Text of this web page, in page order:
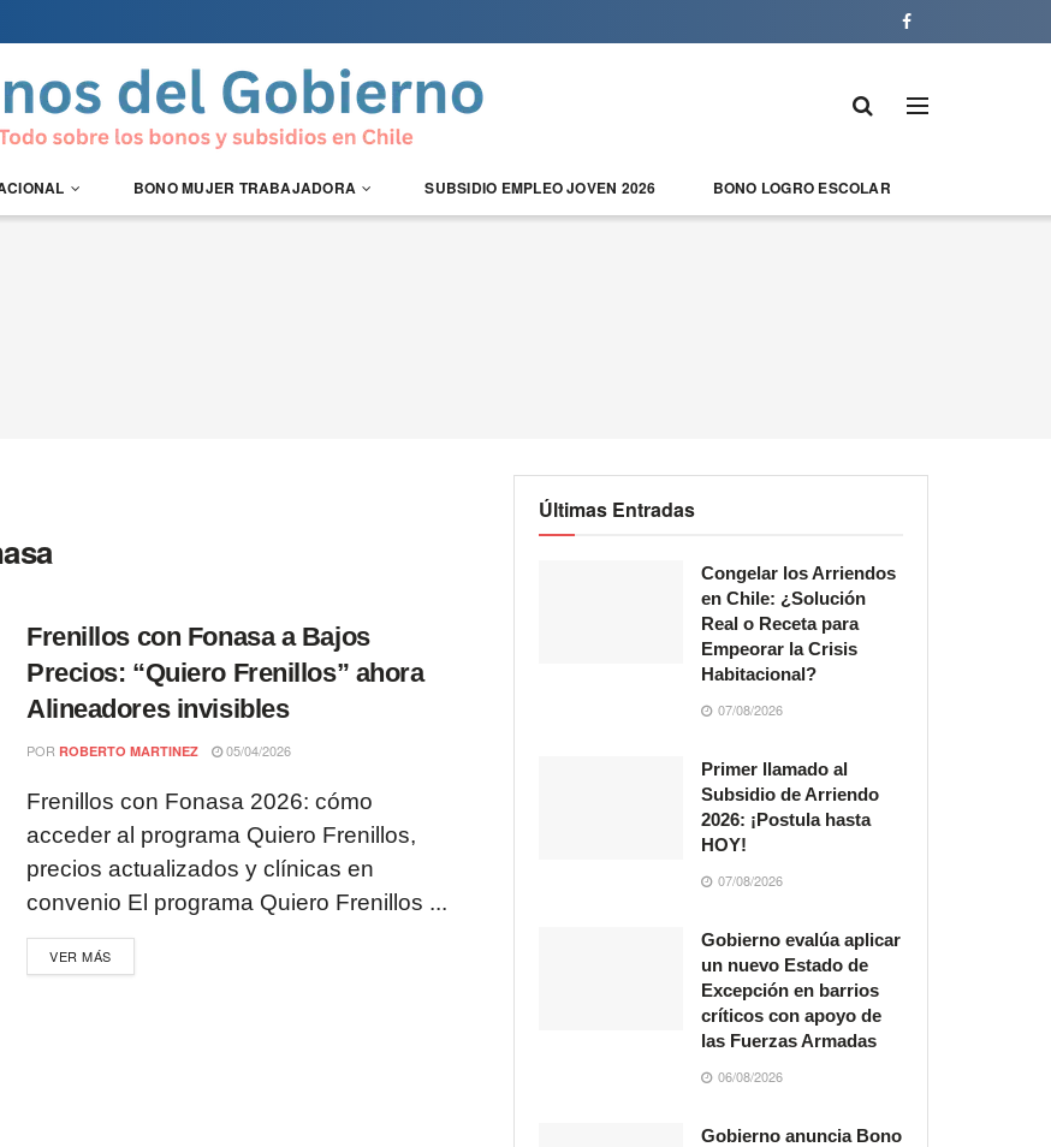
BONO MUJER TRABAJADORA SUBSIDIO EMPLEO JOVEN 2026 BONO LOGRO ESCOLAR
Frenillos con Fonasa a Bajos
Precios: “Quiero Frenillos” ahora
Alineadores invisibles
POR ROBERTO MARTINEZ 05/04/2026
Frenillos con Fonasa 2026: cómo
acceder al programa Quiero Frenillos,
precios actualizados y clínicas en
convenio El programa Quiero Frenillos ...
VER MÁS
Últimas Entradas
Congelar los Arriendos
en Chile: ¿Solución
Real o Receta para
Empeorar la Crisis
Habitacional?
07/08/2026
Primer llamado al
Subsidio de Arriendo
2026: ¡Postula hasta
HOY!
07/08/2026
Gobierno evalúa aplicar
un nuevo Estado de
Excepción en barrios
críticos con apoyo de
las Fuerzas Armadas
06/08/2026
Gobierno anuncia Bono